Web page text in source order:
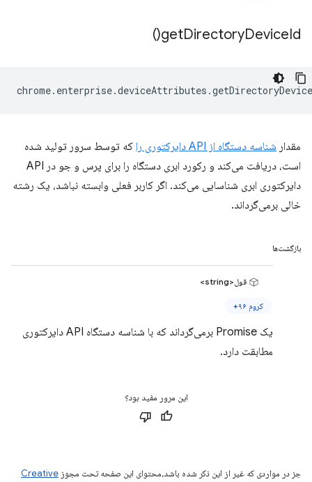
getDirectoryDeviceId(
)
chrome. enterprise.deviceAttributes .
مقدار شناسه دستگاه از API دایرکتوری را
که توسط سرور تولید شده
است، دریافت می‌کند و رکورد ابری دستگاه را برای پرس و جو در API
دایرکتوری ابری شناسایی می‌کند. اگر کاربر فعلی وابسته نباشد، یک رشته
خالی برمی‌گرداند.
بازگشت‌ها
قول<string>
کروم ۹۶+
یک Promise برمی‌گرداند که با شناسه دستگاه API دایرکتوری
مطابقت دارد.
این مرور مفید بود؟
جز در مواردی که غیر از این ذکر شده باشد،‌محتوای این صفحه تحت مجوز Creative